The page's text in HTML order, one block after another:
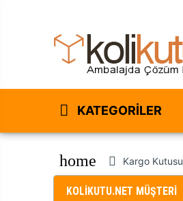
KATEGORILER
home Kargo Kutusu
KOLİKUTU.NET MÜŞTERİ